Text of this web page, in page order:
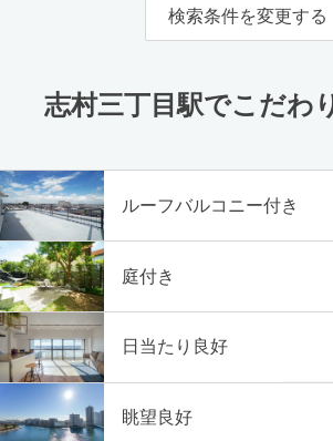
検索条件を変更する
志村三丁目駅でこだわ
ルーフバルコニー付き
庭付き
日当たり良好
眺望良好